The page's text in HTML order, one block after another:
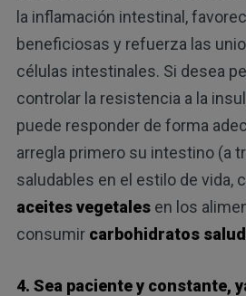
la inflamación intestinal,
beneficiosas y refuerza las
células intestinales. Si desea
controlar la resistencia a la
puede responder de forma
arregla primero su intestino (a
saludables en el estilo de vida,
aceites vegetalesen los
consumir carbohidratos
4. Sea paciente y constante,